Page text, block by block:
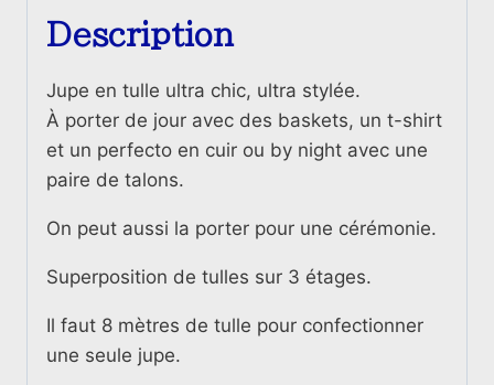
Description
Jupe en tulle ultra chic, ultra stylée.
À porter de jour avec des baskets, un t-shirt
et un perfecto en cuir ou by night avec une
paire de talons.
On peut aussi la porter pour une cérémonie.
Superposition de tulles sur 3 étages.
Il faut 8 mètres de tulle pour confectionner
une seule jupe.